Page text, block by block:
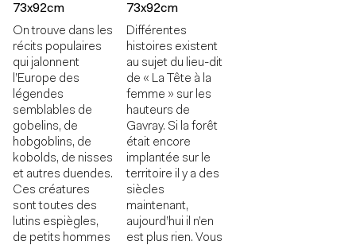
73x92cm
On trouve dans les
récits populaires
qui jalonnent
l’Europe des
légendes
semblables de
gobelins, de
hobgoblins, de
kobolds, de nisses
et autres duendes.
Ces créatures
sont toutes des
lutins espiègles,
de petits hommes
73x92cm
Différentes
histoires existent
au sujet du lieu-dit
de « La Tête à la
femme » sur les
hauteurs de
Gavray. Si la forêt
était encore
implantée sur le
territoire il y a des
siècles
maintenant,
aujourd’hui il n’en
est plus rien. Vous